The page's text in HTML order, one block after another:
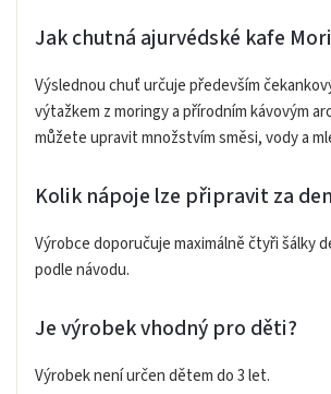
Jak chutná ajurvédské kafe
Výslednou chuť určuje především
výtažkem z moringy a přírodním kávovým
můžete upravit množstvím směsi, vody a
Kolik nápoje lze připravit za
Výrobce doporučuje maximálně čtyři šálky
podle návodu.
Je výrobek vhodný pro děti?
Výrobek není určen dětem do 3 let.